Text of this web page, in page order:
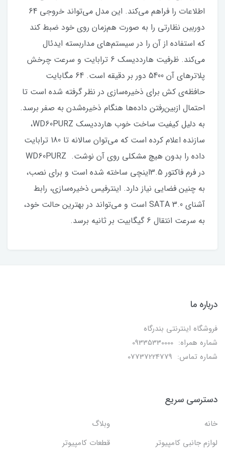
اطلاعات را فراهم می‌کند. این مدل می‌تواند خروجی 64
دوربین نظارتی را به صورت هم‌زمان روی خود ضبط کند
که استفاده از آن را در سیستم‌های مداربسته ایدئال
می‌کند. ظرفیت هارددیسک 6 ترابایت و سرعت چرخش
پلاترهای آن 5400 دور بر دقیقه است. 64 مگابایت
حافظه‌ی کش برای ذخیره‌سازی در نظر گرفته شده است تا
احتمال ازبین‌رفتن داده‌ها هنگام ذخیره‌شدن به صفر برسد.
به دلیل کیفیت ساخت خوب هارددیسک WD60PURZ،
سازنده اعلام کرده‌ است که می‌توان سالانه تا 180 ترابایت
داده را بدون هیچ مشکلی روی آن نوشت. WD60PURZ
در فرم فاکتور 3.5اینچی ساخته شده ‌است و برای نصب،
به چنین فضایی نیاز دارد. اینترفیس ذخیره‌سازی، رابط
آشنای SATA 3.0 است و می‌تواند در بهترین حالت خود،
به سرعت انتقال 6 گیگابیت بر ثانیه برسد.
درباره ما
فروشگاه اینترنتی بندرگاه
شماره همراه: 09335330000
شماره تماس: 07737224779
دسترسی سریع
خانه
وبلاگ
لوازم جانبی کامپیوتر
قطعات کامپیوتر